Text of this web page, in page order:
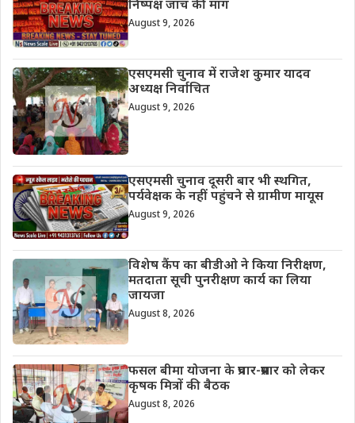
निष्पक्ष जांच की मांग
August 9, 2026
एसएमसी चुनाव में राजेश कुमार यादव
अध्यक्ष निर्वाचित
August 9, 2026
एसएमसी चुनाव दूसरी बार भी स्थगित,
पर्यवेक्षक के नहीं पहुंचने से ग्रामीण मायूस
August 9, 2026
विशेष कैंप का बीडीओ ने किया निरीक्षण,
मतदाता सूची पुनरीक्षण कार्य का लिया
जायजा
August 8, 2026
फसल बीमा योजना के प्रचार-प्रसार को लेकर
कृषक मित्रों की बैठक
August 8, 2026